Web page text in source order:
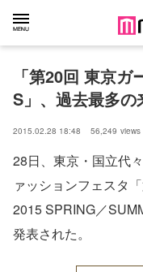
「第20回 東京
S」、過去最多
2015.02.28 18:48 56,249 views
28日、東京・国立代
ァッションフェスタ
2015 SPRING／
発表された。